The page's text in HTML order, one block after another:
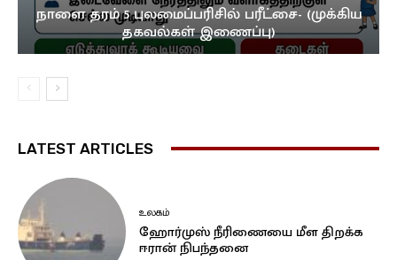
நாளை தரம் 5 புலமைப்பரிசில் பரீட்சை- (முக்கிய
தகவல்கள் இணைப்பு)
LATEST ARTICLES
உலகம்
ஹோர்முஸ் நீரிணையை மீள திறக்க
ஈரான் நிபந்தனை